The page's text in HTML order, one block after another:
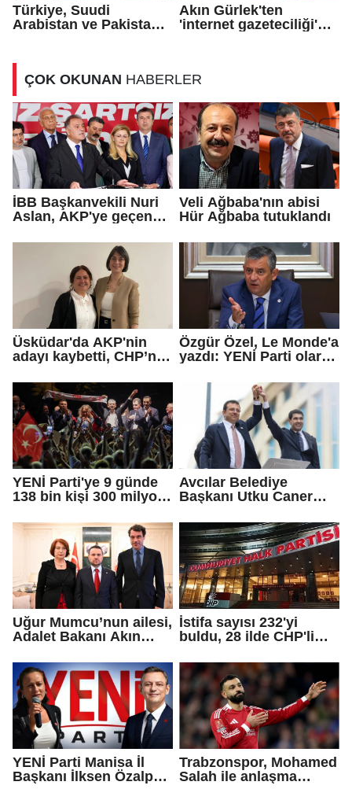
Türkiye, Suudi
Arabistan ve Pakistan
imzalandı
Akın Gürlek'ten
'internet gazeteciliği'
ÇOK OKUNAN HABERLER
İBB Başkanvekili Nuri
Aslan, AKP'ye geçen
iddialarına yanıt verdi
Veli Ağbaba'nın abisi
Hür Ağbaba tutuklandı
Üsküdar'da AKP'nin
adayı kaybetti, CHP’nin
Çetinkaya Başkan
Vekili seçildi
Özgür Özel, Le Monde'a
yazdı: YENİ Parti olarak
öneriyoruz
YENİ Parti'ye 9 günde
138 bin kişi 300 milyon
Avcılar Belediye
Başkanı Utku Caner
kararı
Uğur Mumcu’nun ailesi,
Adalet Bakanı Akın
İstifa sayısı 232'yi
buldu, 28 ilde CHP'li
YENİ Parti Manisa İl
Başkanı İlksen Özalper
Trabzonspor, Mohamed
Salah ile anlaşma